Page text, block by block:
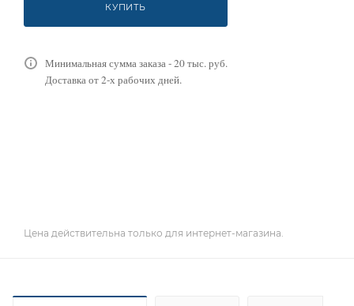
КУПИТЬ
Минимальная сумма заказа - 20 тыс. руб.
Доставка от 2-х рабочих дней.
Цена действительна только для интернет-магазина.